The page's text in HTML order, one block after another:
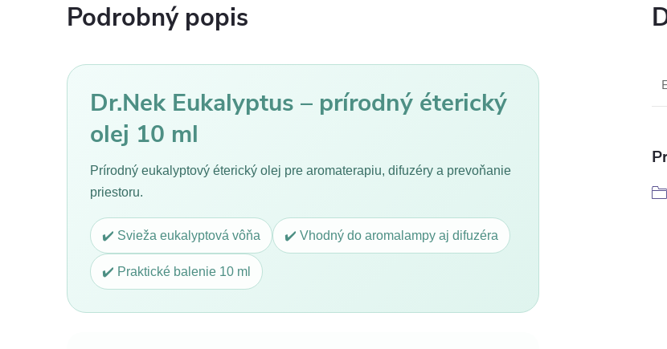
Podrobný popis
Dr.Nek Eukalyptus – prírodný éterický
olej 10 ml
Prírodný eukalyptový éterický olej pre aromaterapiu, difuzéry a prevoňanie
priestoru.
✔️ Svieža eukalyptová vôňa ✔️ Vhodný do aromalampy aj difuzéra
✔️ Praktické balenie 10 ml